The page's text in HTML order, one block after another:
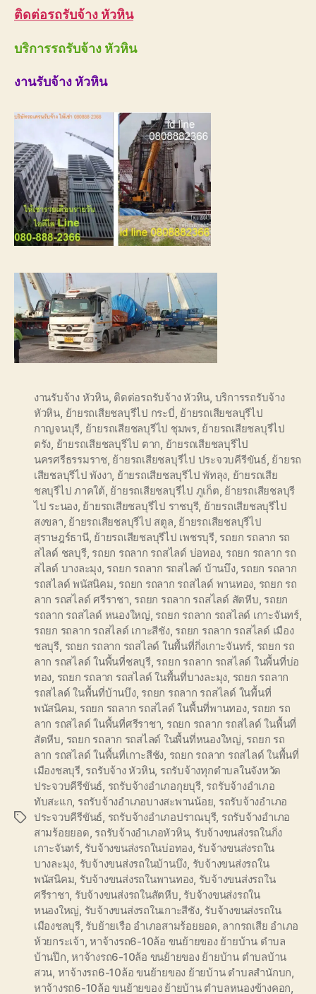
ติดต่อรถรับจ้าง หัวหิน
บริการรถรับจ้าง หัวหิน
งานรับจ้าง หัวหิน
Tags
งานรับจ้าง หัวหิน, ติดต่อรถรับจ้าง หัวหิน, บริการรถรับจ้าง
หัวหิน, ย้ายรถเสียชลบุรีไป กระบี่, ย้ายรถเสียชลบุรีไป
กาญจนบุรี, ย้ายรถเสียชลบุรีไป ชุมพร, ย้ายรถเสียชลบุรีไป
ตรัง, ย้ายรถเสียชลบุรีไป ตาก, ย้ายรถเสียชลบุรีไป
นครศรีธรรมราช, ย้ายรถเสียชลบุรีไป ประจวบคีรีขันธ์, ย้ายรถ
เสียชลบุรีไป พังงา, ย้ายรถเสียชลบุรีไป พัทลุง, ย้ายรถเสีย
ชลบุรีไป ภาคใต้, ย้ายรถเสียชลบุรีไป ภูเก็ต, ย้ายรถเสียชลบุรี
ไป ระนอง, ย้ายรถเสียชลบุรีไป ราชบุรี, ย้ายรถเสียชลบุรีไป
สงขลา, ย้ายรถเสียชลบุรีไป สตูล, ย้ายรถเสียชลบุรีไป
สุราษฎร์ธานี, ย้ายรถเสียชลบุรีไป เพชรบุรี, รถยก รถลาก รถ
สไลด์ ชลบุรี, รถยก รถลาก รถสไลด์ บ่อทอง, รถยก รถลาก รถ
สไลด์ บางละมุง, รถยก รถลาก รถสไลด์ บ้านบึง, รถยก รถลาก
รถสไลด์ พนัสนิคม, รถยก รถลาก รถสไลด์ พานทอง, รถยก รถ
ลาก รถสไลด์ ศรีราชา, รถยก รถลาก รถสไลด์ สัตหีบ, รถยก
รถลาก รถสไลด์ หนองใหญ่, รถยก รถลาก รถสไลด์ เกาะจันทร์,
รถยก รถลาก รถสไลด์ เกาะสีชัง, รถยก รถลาก รถสไลด์ เมือง
ชลบุรี, รถยก รถลาก รถสไลด์ ในพื้นที่กิ่งเกาะจันทร์, รถยก รถ
ลาก รถสไลด์ ในพื้นที่ชลบุรี, รถยก รถลาก รถสไลด์ ในพื้นที่บ่อ
ทอง, รถยก รถลาก รถสไลด์ ในพื้นที่บางละมุง, รถยก รถลาก
รถสไลด์ ในพื้นที่บ้านบึง, รถยก รถลาก รถสไลด์ ในพื้นที่
พนัสนิคม, รถยก รถลาก รถสไลด์ ในพื้นที่พานทอง, รถยก รถ
ลาก รถสไลด์ ในพื้นที่ศรีราชา, รถยก รถลาก รถสไลด์ ในพื้นที่
สัตหีบ, รถยก รถลาก รถสไลด์ ในพื้นที่หนองใหญ่, รถยก รถ
ลาก รถสไลด์ ในพื้นที่เกาะสีชัง, รถยก รถลาก รถสไลด์ ในพื้นที่
เมืองชลบุรี, รถรับจ้าง หัวหิน, รถรับจ้างทุกตำบลในจังหวัด
ประจวบคีรีขันธ์, รถรับจ้างอำเภอกุยบุรี, รถรับจ้างอำเภอ
ทับสะแก, รถรับจ้างอำเภอบางสะพานน้อย, รถรับจ้างอำเภอ
ประจวบคีรีขันธ์, รถรับจ้างอำเภอปราณบุรี, รถรับจ้างอำเภอ
สามร้อยยอด, รถรับจ้างอำเภอหัวหิน, รับจ้างขนส่งรถในกิ่ง
เกาะจันทร์, รับจ้างขนส่งรถในบ่อทอง, รับจ้างขนส่งรถใน
บางละมุง, รับจ้างขนส่งรถในบ้านบึง, รับจ้างขนส่งรถใน
พนัสนิคม, รับจ้างขนส่งรถในพานทอง, รับจ้างขนส่งรถใน
ศรีราชา, รับจ้างขนส่งรถในสัตหีบ, รับจ้างขนส่งรถใน
หนองใหญ่, รับจ้างขนส่งรถในเกาะสีชัง, รับจ้างขนส่งรถใน
เมืองชลบุรี, รับย้ายเรือ อำเภอสามร้อยยอด, ลากรถเสีย อำเภอ
ห้วยกระเจ้า,หาจ้างรถ6-10ล้อ ขนย้ายของ ย้ายบ้าน ตำบล
บ้านปึก,หาจ้างรถ6-10ล้อ ขนย้ายของ ย้ายบ้าน ตำบลบ้าน
สวน, หาจ้างรถ6-10ล้อ ขนย้ายของ ย้ายบ้าน ตำบลสำนักบก,
หาจ้างรถ6-10ล้อ ขนย้ายของ ย้ายบ้าน ตำบลหนองข้างคอก,